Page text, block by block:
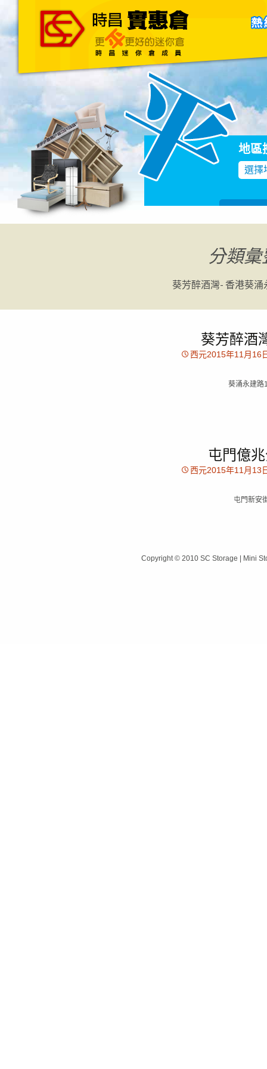
主頁 關於我們 聯絡我們
地區
選擇
分類
葵芳醉酒灣- 香港葵涌
葵芳醉酒
西元2015年11月16
葵涌永建路
屯門億
西元2015年11月13
屯門新安
Copyright © 2010 SC Storage | Mini